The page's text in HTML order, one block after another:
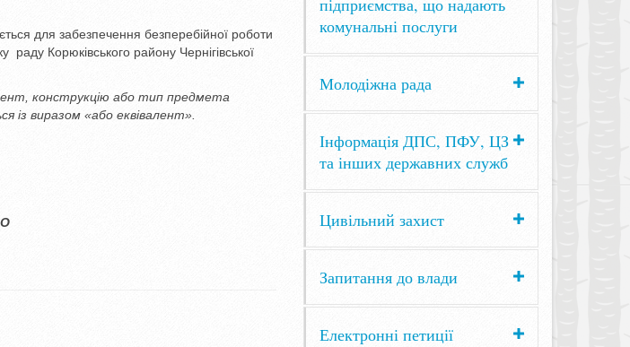
для забезпечення безперебійної роботи
Корюківського району Чернігівської
конструкцію або тип предмета
із виразом «або еквівалент».
ШИЛО
підприємства, що надають
комунальні послуги
Молодіжна рада
Інформація ДПС, ПФУ, ЦЗ
та інших державних служб
Цивільний захист
Запитання до влади
Електронні петиції